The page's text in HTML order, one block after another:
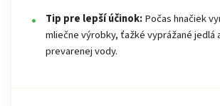
Tip pre lepší účinok:Počas hnačiek
mliečne výrobky, ťažké vyprážané
prevarenej vody.